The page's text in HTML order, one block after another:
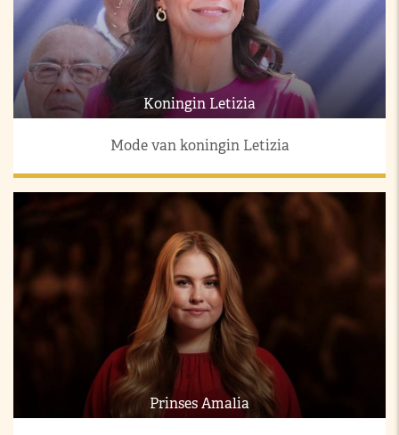
Koningin Letizia
Mode van koningin Letizia
Prinses Amalia